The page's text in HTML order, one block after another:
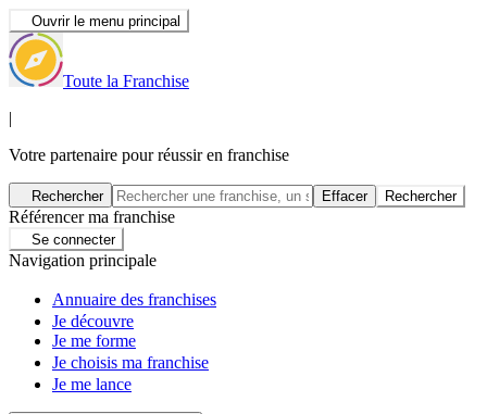
Ouvrir le menu principal
Toute la Franchise
|
Votre partenaire pour réussir en franchise
Rechercher Effacer Rechercher
Référencer ma franchise
Se connecter
Navigation principale
Annuaire des franchises
Je découvre
Je me forme
Je choisis ma franchise
Je me lance